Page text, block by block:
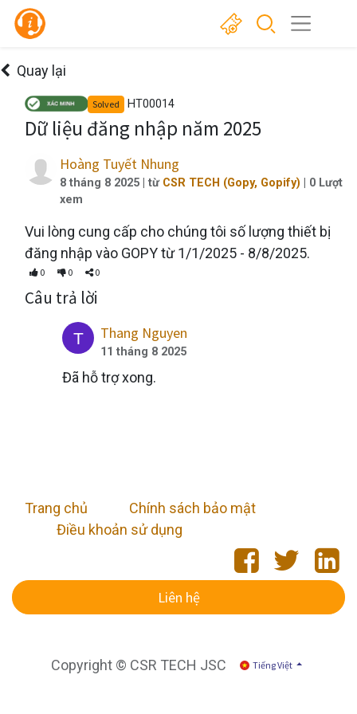
Quay lại
Solved HT00014
Dữ liệu đăng nhập năm 2025
Hoàng Tuyết Nhung
8 tháng 8 2025 | từ CSR TECH (Gopy, Gopify) 0 Lượt
xem
Vui lòng cung cấp cho chúng tôi số lượng thiết bị
đăng nhập vào GOPY từ 1/1/2025 - 8/8/2025.
0 0 0
Câu trả lời
Thang Nguyen
11 tháng 8 2025
Đã hỗ trợ xong.
Trang chủ
Chính sách bảo mật
Điều khoản sử dụng
Liên hệ
Copyright © CSR TECH JSC Tiếng Việt